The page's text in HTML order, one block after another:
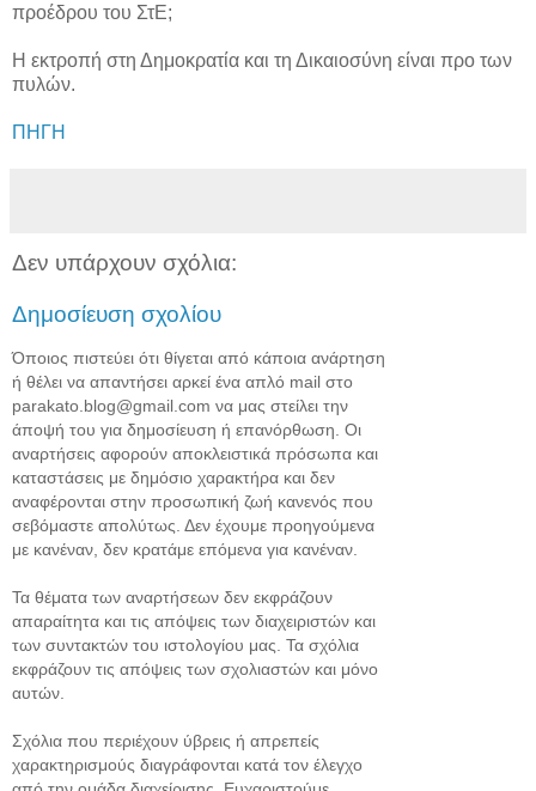
προέδρου του ΣτΕ;
Η εκτροπή στη Δημοκρατία και τη Δικαιοσύνη είναι προ των
πυλών.
ΠΗΓΗ
Δεν υπάρχουν σχόλια:
Δημοσίευση σχολίου
Όποιος πιστεύει ότι θίγεται από κάποια ανάρτηση
ή θέλει να απαντήσει αρκεί ένα απλό mail στο
parakato.blog@gmail.com να μας στείλει την
άποψή του για δημοσίευση ή επανόρθωση. Οι
αναρτήσεις αφορούν αποκλειστικά πρόσωπα και
καταστάσεις με δημόσιο χαρακτήρα και δεν
αναφέρονται στην προσωπική ζωή κανενός που
σεβόμαστε απολύτως. Δεν έχουμε προηγούμενα
με κανέναν, δεν κρατάμε επόμενα για κανέναν.
Τα θέματα των αναρτήσεων δεν εκφράζουν
απαραίτητα και τις απόψεις των διαχειριστών και
των συντακτών του ιστολογίου μας. Τα σχόλια
εκφράζουν τις απόψεις των σχολιαστών και μόνο
αυτών.
Σχόλια που περιέχουν ύβρεις ή απρεπείς
χαρακτηρισμούς διαγράφονται κατά τον έλεγχο